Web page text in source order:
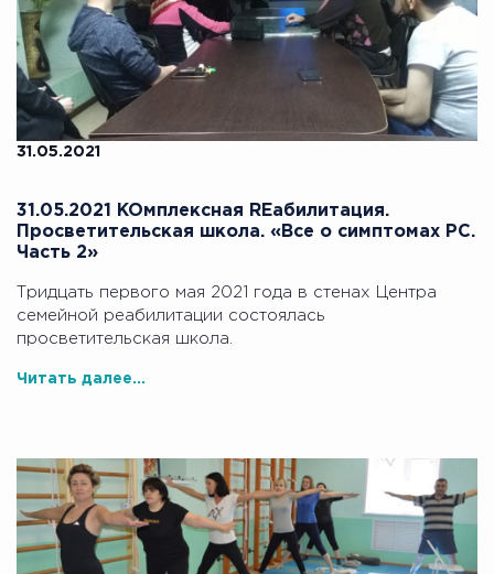
31.05.2021
31.05.2021 KOмплексная REабилитация.
Просветительская школа. «Все о симптомах РС.
Часть 2»
Тридцать первого мая 2021 года в стенах Центра
семейной реабилитации состоялась
просветительская школа.
Читать далее...